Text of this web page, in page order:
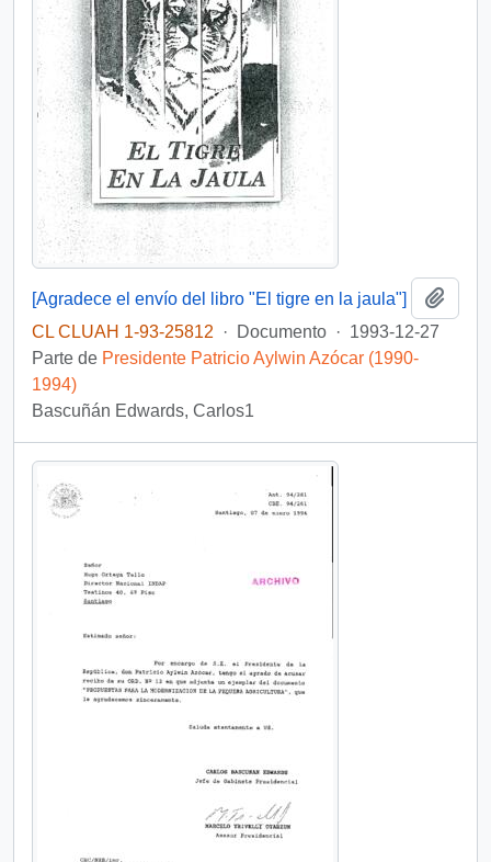
[Agradece el envío del libro "El tigre en la jaula"]
CL CLUAH 1-93-25812
· Documento · 1993-12-27
Parte de Presidente Patricio Aylwin Azócar (1990-
1994)
Bascuñán Edwards, Carlos1